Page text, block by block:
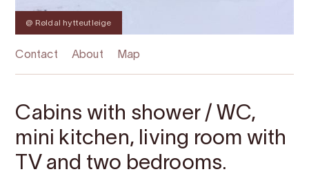
@ Røldal hytteutleige
Contact About Map
Cabins with shower / WC,
mini kitchen, living room with
TV and two bedrooms.